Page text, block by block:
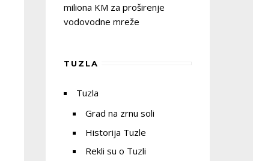
miliona KM za proširenje
vodovodne mreže
TUZLA
Tuzla
Grad na zrnu soli
Historija Tuzle
Rekli su o Tuzli